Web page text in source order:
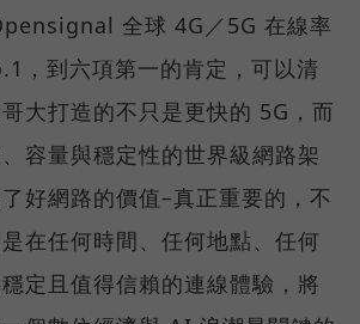
全球 4G／5G 在線率
，到六項第一的肯定，可以清
大打造的不只是更快的 5G，而
容量與穩定性的世界級網路架
好網路的價值–真正重要的，不
在任何時間、任何地點、任何
定且值得信賴的連線體驗，將